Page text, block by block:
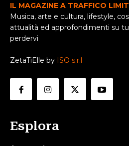
IL MAGAZINE A TRAFFICO
Musica, arte e cultura, lifestyle,
attualità ed approfondimenti su
perdervi
ZetaTiElle by ISO s.r.l
Esplora